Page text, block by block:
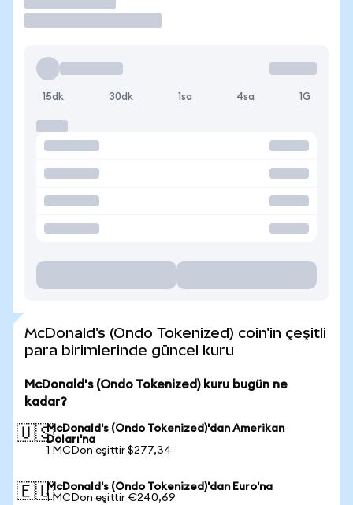
15dk 30dk 1sa 4sa 1G
McDonald's (Ondo Tokenized) coin'in çeşitli
para birimlerinde güncel kuru
McDonald's (Ondo Tokenized) kuru bugün ne
kadar?
🇺🇸McDonald's (Ondo Tokenized)'dan Amerikan
Doları'na
1 MCDon eşittir $277,34
🇪🇺McDonald's (Ondo Tokenized)'dan Euro'na
1 MCDon eşittir €240,69